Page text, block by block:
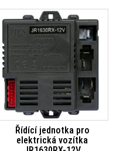
Řídící jednotka pro
elektrická vozítka